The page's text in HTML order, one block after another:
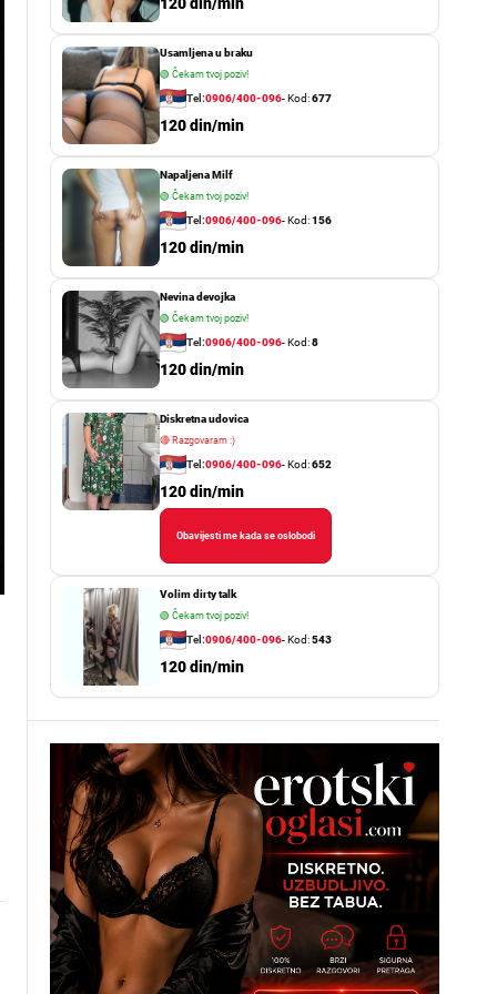
m
e
Usamljena u braku
🟢 Čekam tvoj poziv!
Tel:0906/400-096- Kod:677
120 din/min
Napaljena Milf
🟢 Čekam tvoj poziv!
Tel:0906/400-096- Kod:156
120 din/min
Nevina devojka
🟢 Čekam tvoj poziv!
Tel:0906/400-096- Kod:8
120 din/min
Diskretna udovica
🔴Razgovaram :)
Tel:0906/400-096- Kod:652
120 din/min
Obavijesti me kada se oslobodi
Volim dirty talk
🟢 Čekam tvoj poziv!
Tel:0906/400-096- Kod:543
120 din/min